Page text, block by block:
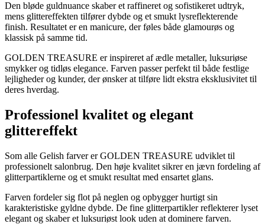
Den bløde guldnuance skaber et raffineret og sofistikeret udtryk,
mens glittereffekten tilfører dybde og et smukt lysreflekterende
finish. Resultatet er en manicure, der føles både glamourøs og
klassisk på samme tid.
GOLDEN TREASURE er inspireret af ædle metaller, luksuriøse
smykker og tidløs elegance. Farven passer perfekt til både festlige
lejligheder og kunder, der ønsker at tilføre lidt ekstra eksklusivitet til
deres hverdag.
Professionel kvalitet og elegant
glittereffekt
Som alle Gelish farver er GOLDEN TREASURE udviklet til
professionelt salonbrug. Den høje kvalitet sikrer en jævn fordeling af
glitterpartiklerne og et smukt resultat med ensartet glans.
Farven fordeler sig flot på neglen og opbygger hurtigt sin
karakteristiske gyldne dybde. De fine glitterpartikler reflekterer lyset
elegant og skaber et luksuriøst look uden at dominere farven.